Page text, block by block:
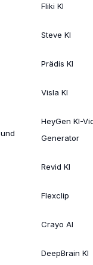
Fliki KI
Steve KI
Prädis KI
Visla KI
HeyGen KI-
Generator
Revid KI
Flexclip
Crayo AI
DeepBrain KI